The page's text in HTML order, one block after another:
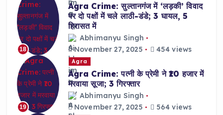
18
Agra Crime: सुल्तानगंज में ‘लड़की’ विवाद
पर दो पक्षों में चले लाठी-डंडे; 3 घायल, 5
हिरासत में
Abhimanyu Singh
November 27, 2025
454 views
19
Agra
Agra Crime: पत्नी के प्रेमी ने ₹10 हजार में
मरवाया सूजा; 3 गिरफ्तार
Abhimanyu Singh
November 27, 2025
564 views